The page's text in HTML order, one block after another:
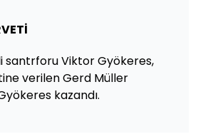
santrforu Viktor Gyökeres,
verilen Gerd Müller
kazandı.